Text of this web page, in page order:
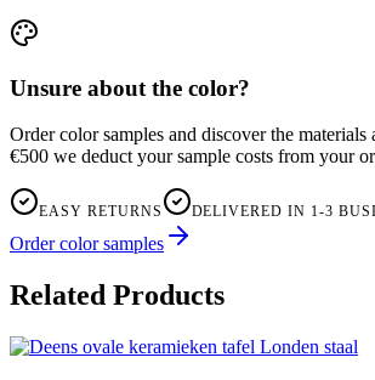
Unsure about the color?
Order color samples and discover the
€500 we deduct your sample costs from your
EASY RETURNS DELIVERED IN 1-3
Order color samples
Related Products